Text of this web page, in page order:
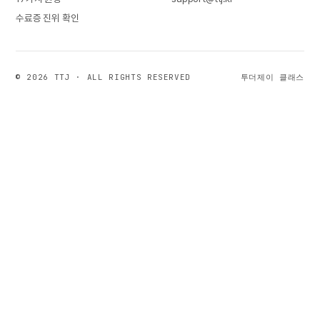
수료증 진위 확인
© 2026 TTJ · ALL RIGHTS RESERVED 투더제이 클래스